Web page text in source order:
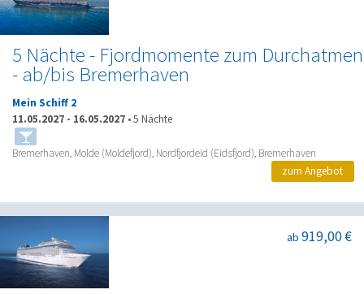
5 Nächte - Fjordmomente zum Durchatmen
- ab/bis Bremerhaven
Mein Schiff 2
11.05.2027 - 16.05.2027 •5 Nächte
Bremerhaven, Molde (Moldefjord), Nordfjordeid (Eidsfjord), Bremerhaven
zum Angebot
ab 919,00 €